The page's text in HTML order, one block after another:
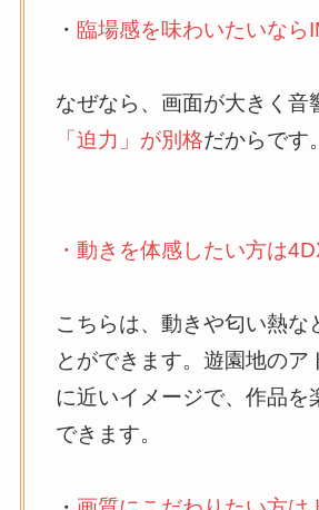
・ 臨場感を味わいたいなら
なぜなら、画面が大きく音
「迫力」が別格だからです。
・動きを体感したい方は
こちらは、動きや匂い熱な
とができます。遊園地のア
に近いイメージで、作品を
できます。